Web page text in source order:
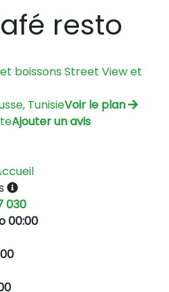
resto
boissons Street View et
TunisieVoir le plan
Ajouter un avis
030
00:00